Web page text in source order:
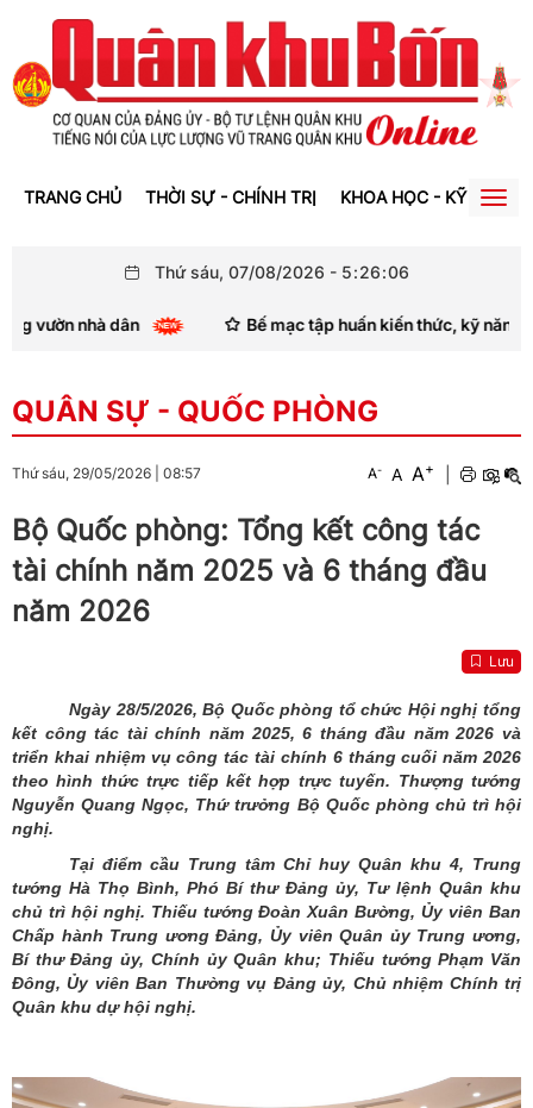
TRANG CHỦ THỜI SỰ - CHÍNH TRỊ KHOA HỌC - KỸ THUẬT
Thứ sáu, 07/08/2026 - 5:26:06
nhà dân Bế mạc tập huấn kiến thức, kỹ năng thông
QUÂN SỰ - QUỐC PHÒNG
Thứ sáu, 29/05/2026 08:57 A- A A+
Bộ Quốc phòng: Tổng kết công tác
tài chính năm 2025 và 6 tháng đầu
năm 2026
Lưu
Ngày 28/5/2026, Bộ Quốc phòng tổ chức Hội nghị tổng
kết công tác tài chính năm 2025, 6 tháng đầu năm 2026 và
triển khai nhiệm vụ công tác tài chính 6 tháng cuối năm 2026
theo hình thức trực tiếp kết hợp trực tuyến. Thượng tướng
Nguyễn Quang Ngọc, Thứ trưởng Bộ Quốc phòng chủ trì hội
nghị.
Tại điểm cầu Trung tâm Chỉ huy Quân khu 4, Trung
tướng Hà Thọ Bình, Phó Bí thư Đảng ủy, Tư lệnh Quân khu
chủ trì hội nghị. Thiếu tướng Đoàn Xuân Bường, Ủy viên Ban
Chấp hành Trung ương Đảng, Ủy viên Quân ủy Trung ương,
Bí thư Đảng ủy, Chính ủy Quân khu; Thiếu tướng Phạm Văn
Đông, Ủy viên Ban Thường vụ Đảng ủy, Chủ nhiệm Chính trị
Quân khu dự hội nghị.